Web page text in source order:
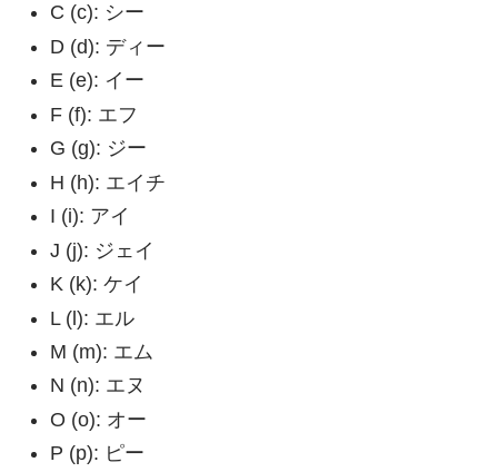
C (c): シー
D (d): ディー
E (e): イー
F (f): エフ
G (g): ジー
H (h): エイチ
I (i): アイ
J (j): ジェイ
K (k): ケイ
L (l): エル
M (m): エム
N (n): エヌ
O (o): オー
P (p): ピー